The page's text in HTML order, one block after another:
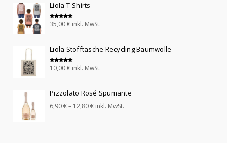
Liola T-Shirts
Bewertet mit
5.00
35,00€ inkl. MwSt.
Liola Stofftasche Recycling Baumwolle
Bewertet mit
5.00
10,00€ inkl. MwSt.
Pizzolato Rosé Spumante
6,90€– 12,80€ inkl. MwSt.